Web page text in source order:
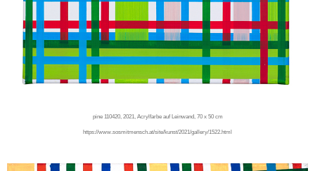
pine 110420, 2021, Acrylfarbe auf Leinwand, 70 x 50 cm
https://www.sosmitmensch.at/site/kunst/2021/gallery/1522.html